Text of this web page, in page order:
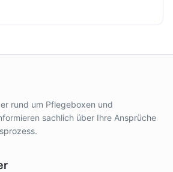
rund um Pflegeboxen und
sachlich über Ihre Ansprüche